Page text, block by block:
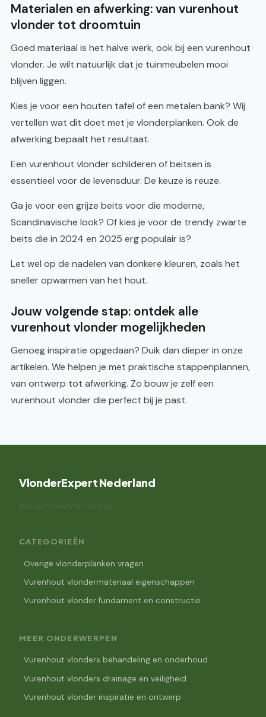
Materialen en afwerking: van vurenhout
vlonder tot droomtuin
Goed materiaal is het halve werk, ook bij een vurenhout
vlonder. Je wilt natuurlijk dat je tuinmeubelen mooi
blijven liggen.
Kies je voor een houten tafel of een metalen bank? Wij
vertellen wat dit doet met je vlonderplanken. Ook de
afwerking bepaalt het resultaat.
Een vurenhout vlonder schilderen of beitsen is
essentieel voor de levensduur. De keuze is reuze.
Ga je voor een grijze beits voor die moderne,
Scandinavische look? Of kies je voor de trendy zwarte
beits die in 2024 en 2025 erg populair is?
Let wel op de nadelen van donkere kleuren, zoals het
sneller opwarmen van het hout.
Jouw volgende stap: ontdek alle
vurenhout vlonder mogelijkheden
Genoeg inspiratie opgedaan? Duik dan dieper in onze
artikelen. We helpen je met praktische stappenplannen,
van ontwerp tot afwerking. Zo bouw je zelf een
vurenhout vlonder die perfect bij je past.
VlonderExpert Nederland
Auteur: Hendrik van Dijk
CATEGORIEËN
Overige vlonderplanken vragen
Vurenhout vlondermateriaal eigenschappen
Vurenhout vlonder fundament en constructie
MEER ONDERWERPEN
Vurenhout vlonders behandeling en onderhoud
Vurenhout vlonders drainage en veiligheid
Vurenhout vlonder inspiratie en ontwerp